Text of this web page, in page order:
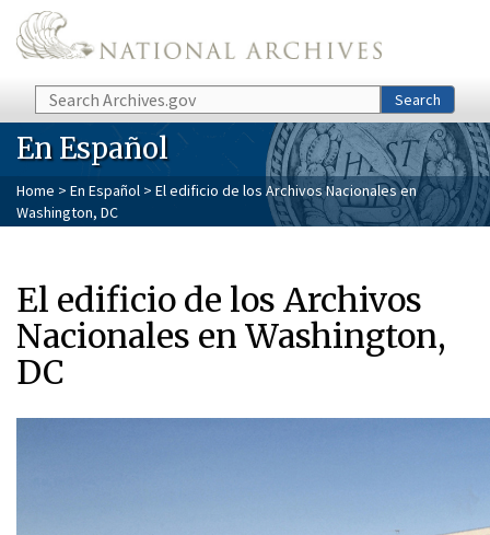
Skip to main content
Search Search
En Español
Home > En Español > El edificio de los Archivos Nacionales en
Washington, DC
El edificio de los Archivos
Nacionales en Washington,
DC